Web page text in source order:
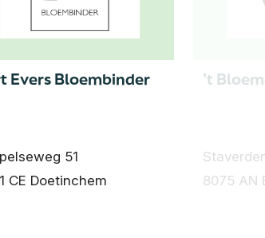
Evers Bloembinder
51
CE Doetinchem
’t
8075 AN